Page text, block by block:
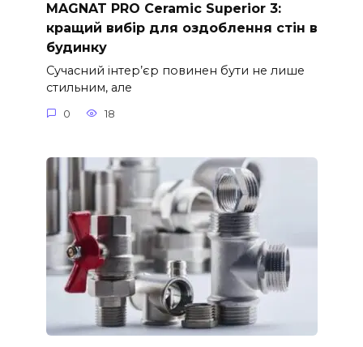
MAGNAT PRO Ceramic Superior 3:
кращий вибір для оздоблення стін в
будинку
Сучасний інтер’єр повинен бути не лише
стильним, але
0 18